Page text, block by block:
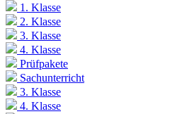
1. Klasse
2. Klasse
3. Klasse
4. Klasse
Prüfpakete
Sachunterricht
3. Klasse
4. Klasse